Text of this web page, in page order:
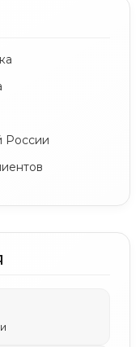
России